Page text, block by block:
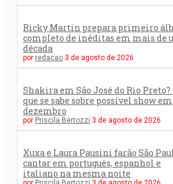
Ricky Martin prepara primeiro
completo de inéditas em mais de
década
por redacao 3 de agosto de 2026
Shakira em São José do Rio Preto?
que se sabe sobre possível show em
dezembro
por Priscila Bertozzi 3 de agosto de 2026
Xuxa e Laura Pausini farão São
cantar em português, espanhol e
italiano na mesma noite